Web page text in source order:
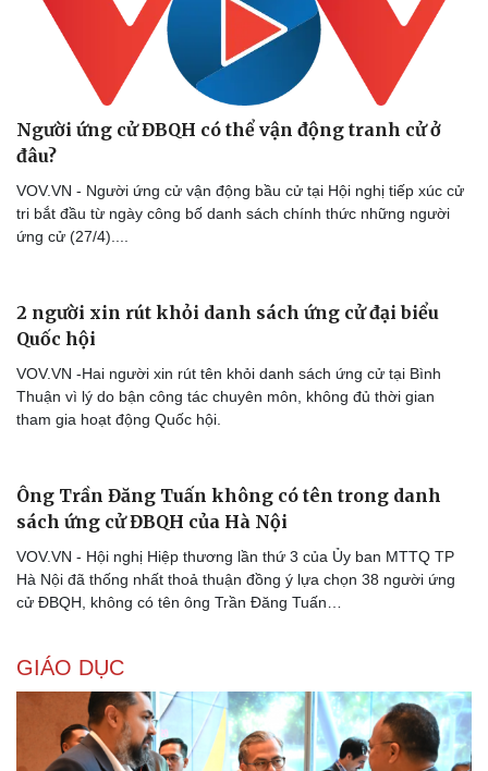
Văn hóa
Sân khấu - Điện ảnh
Di sản
Giải trí
Nghệ sĩ
Người ứng cử ĐBQH có thể vận động tranh cử ở
đâu?
VOV.VN - Người ứng cử vận động bầu cử tại Hội nghị tiếp xúc cử
tri bắt đầu từ ngày công bố danh sách chính thức những người
ứng cử (27/4)....
2 người xin rút khỏi danh sách ứng cử đại biểu
Quốc hội
VOV.VN -Hai người xin rút tên khỏi danh sách ứng cử tại Bình
Thuận vì lý do bận công tác chuyên môn, không đủ thời gian
tham gia hoạt động Quốc hội.
Ông Trần Đăng Tuấn không có tên trong danh
sách ứng cử ĐBQH của Hà Nội
VOV.VN - Hội nghị Hiệp thương lần thứ 3 của Ủy ban MTTQ TP
Hà Nội đã thống nhất thoả thuận đồng ý lựa chọn 38 người ứng
cử ĐBQH, không có tên ông Trần Đăng Tuấn…
GIÁO DỤC